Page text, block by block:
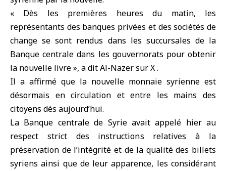
« Dès les premières heures du matin, les
représentants des banques privées et des sociétés de
change se sont rendus dans les succursales de la
Banque centrale dans les gouvernorats pour obtenir
la nouvelle livre », a dit Al-Nazer sur X .
Il a affirmé que la nouvelle monnaie syrienne est
désormais en circulation et entre les mains des
citoyens dès aujourd’hui.
La Banque centrale de Syrie avait appelé hier au
respect strict des instructions relatives à la
préservation de l’intégrité et de la qualité des billets
syriens ainsi que de leur apparence, les considérant